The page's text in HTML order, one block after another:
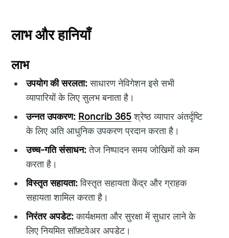
लाभ और हानियाँ
लाभ
उपयोग की सरलता:साधारण नेविगेशन इसे सभी
व्यापारियों के लिए सुलभ बनाता है।
उन्नत उपकरण: Roncrib 365श्रेष्ठ व्यापार अंतर्दृष्टि
के लिए अति आधुनिक उपकरण प्रदान करता है।
उच्च-गति संसाधन:तेज निष्पादन समय जोखिमों को कम
करता है।
विस्तृत सहायता:विस्तृत सहायता केंद्र और ग्राहक
सहायता शामिल करता है।
निरंतर अपडेट:कार्यक्षमता और सुरक्षा में सुधार लाने के
लिए नियमित सॉफ़्टवेअर अपडेट।